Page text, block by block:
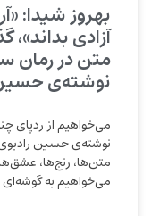
بهروز شیدا:
آزادی بداند»،
متن در رمان
نوشته‌ی
می‌خواهیم از ردپای
نوشته‌ی حسین
متن‌ها، رنج‌ها،
می‌خواهیم به گوشه‌ای